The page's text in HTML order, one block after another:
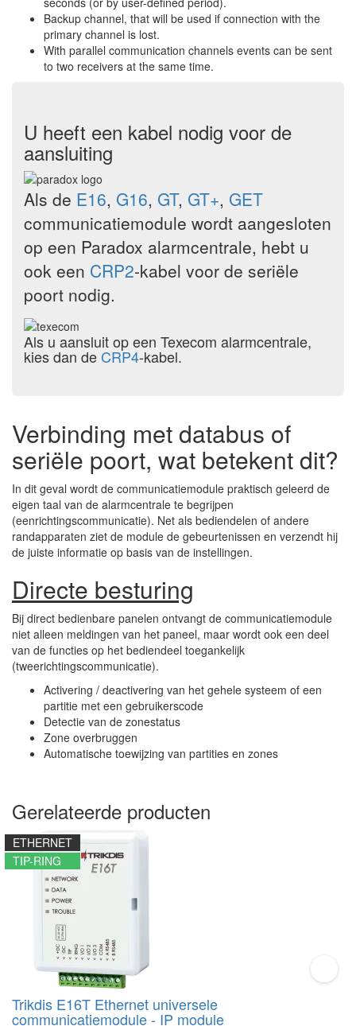
Backup channel, that will be used if connection with the
primary channel is lost.
With parallel communication channels events can be sent
to two receivers at the same time.
U heeft een kabel nodig voor de
aansluiting
Als de E16, G16, GT, GT+, GET
communicatiemodule wordt aangesloten
op een Paradox alarmcentrale, hebt u
ook een CRP2-kabel voor de seriële
poort nodig.
Als u aansluit op een Texecom alarmcentrale,
kies dan de CRP4-kabel.
Verbinding met databus of
seriële poort, wat betekent dit?
In dit geval wordt de communicatiemodule praktisch geleerd de
eigen taal van de alarmcentrale te begrijpen
(eenrichtingscommunicatie). Net als bediendelen of andere
randapparaten ziet de module de gebeurtenissen en verzendt hij
de juiste informatie op basis van de instellingen.
Directe besturing
Bij direct bedienbare panelen ontvangt de communicatiemodule
niet alleen meldingen van het paneel, maar wordt ook een deel
van de functies op het bediendeel toegankelijk
(tweerichtingscommunicatie).
Activering / deactivering van het gehele systeem of een
partitie met een gebruikerscode
Detectie van de zonestatus
Zone overbruggen
Automatische toewijzing van partities en zones
Gerelateerde producten
ETHERNET
TIP-RING
Trikdis E16T Ethernet universele
communicatiemodule - IP module